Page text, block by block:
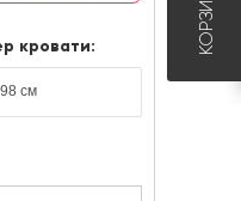
кровати: